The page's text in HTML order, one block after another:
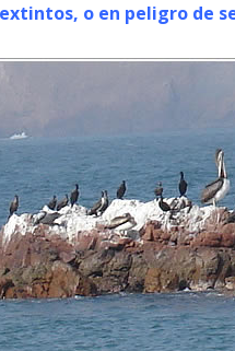
o en peligro de